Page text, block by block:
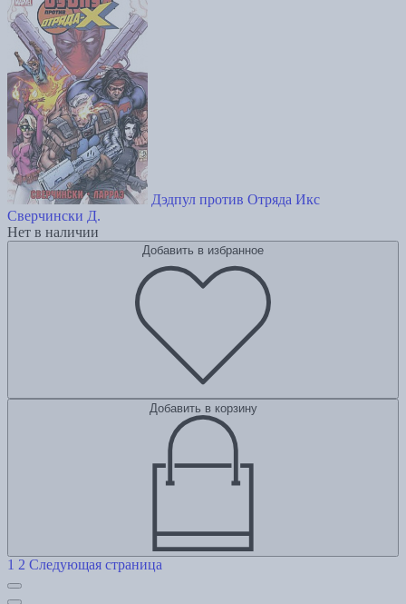
Дэдпул против Отряда Икс
Сверчински Д.
Нет в наличии
Добавить в избранное
Добавить в корзину
1 2 Следующая страница